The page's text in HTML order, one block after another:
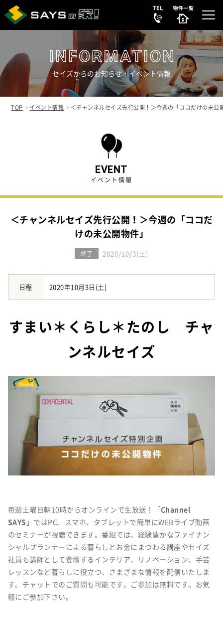
REASON
選ばれる理由
NEW HOUSE
販売中の新築分譲住宅
SECONDHAND
販売中の中古リノベ物件
COMPANY
会社案内
お知らせ
建築実例
オーナーズボイス
動画ギャラリー
耐震等級3の家づくり
「したまち未来活用」～不動産売却相談室～
サイトマップ
セイズからのお知らせ・イベント情報
TOP イベント情報 ＜チャンネルセイズ先行公開！＞今週の「ココだけの未公
EVENT
イベント情報
＜チャンネルセイズ先行公開！＞今週の「ココだ
けの未公開物件」
終了 2020/10/3(土)
日程 2020年10月3日(土)
すまい＊くらし＊たのし チャ
ンネルセイズ
毎週土曜日朝10時からオンラインで生放送！ 「Channel
SAYS 」ではPC、スマホ、タブレットで簡単にWEBライブ動画
のセミナーが視聴できます。番組では、経験豊かなファイナン
シャルプランナーによる暮らしとお金にまつわる講座やセイズ
社員も講師として登壇するインテリア、リノベーション、手芸
レッスンなど暮らしに役立つ、さまざまな情報を配信いたしま
す。チャットでのご質問も可能です。ご参加は無料です。お気
軽にご参加下さい。